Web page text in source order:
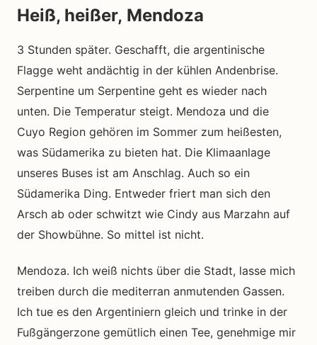
Heiß, heißer, Mendoza
3 Stunden später. Geschafft, die argentinische
Flagge weht andächtig in der kühlen Andenbrise.
Serpentine um Serpentine geht es wieder nach
unten. Die Temperatur steigt. Mendoza und die
Cuyo Region gehören im Sommer zum heißesten,
was Südamerika zu bieten hat. Die Klimaanlage
unseres Buses ist am Anschlag. Auch so ein
Südamerika Ding. Entweder friert man sich den
Arsch ab oder schwitzt wie Cindy aus Marzahn auf
der Showbühne. So mittel ist nicht.
Mendoza. Ich weiß nichts über die Stadt, lasse mich
treiben durch die mediterran anmutenden Gassen.
Ich tue es den Argentiniern gleich und trinke in der
Fußgängerzone gemütlich einen Tee, genehmige mir